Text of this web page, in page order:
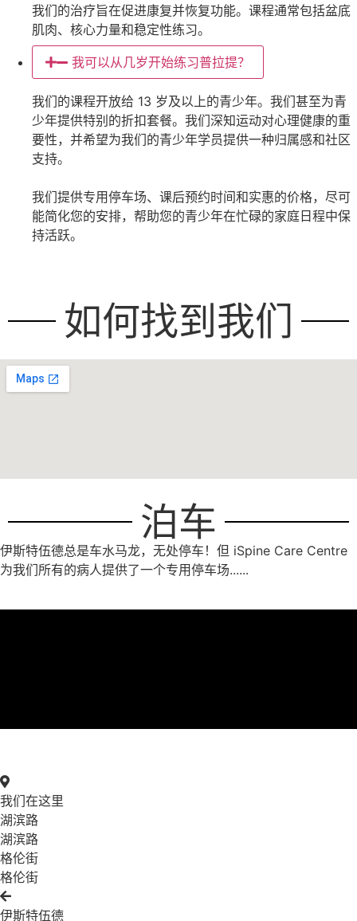
我们的治疗旨在促进康复并恢复功能。课程通常包括盆底
肌肉、核心力量和稳定性练习。
我可以从几岁开始练习普拉提？
我们的课程开放给 13 岁及以上的青少年。我们甚至为青
少年提供特别的折扣套餐。我们深知运动对心理健康的重
要性，并希望为我们的青少年学员提供一种归属感和社区
支持。
我们提供专用停车场、课后预约时间和实惠的价格，尽可
能简化您的安排，帮助您的青少年在忙碌的家庭日程中保
持活跃。
如何找到我们
泊车
伊斯特伍德总是车水马龙，无处停车！但 iSpine Care Centre
为我们所有的病人提供了一个专用停车场......
我们在这里
湖滨路
湖滨路
格伦街
格伦街
伊斯特伍德